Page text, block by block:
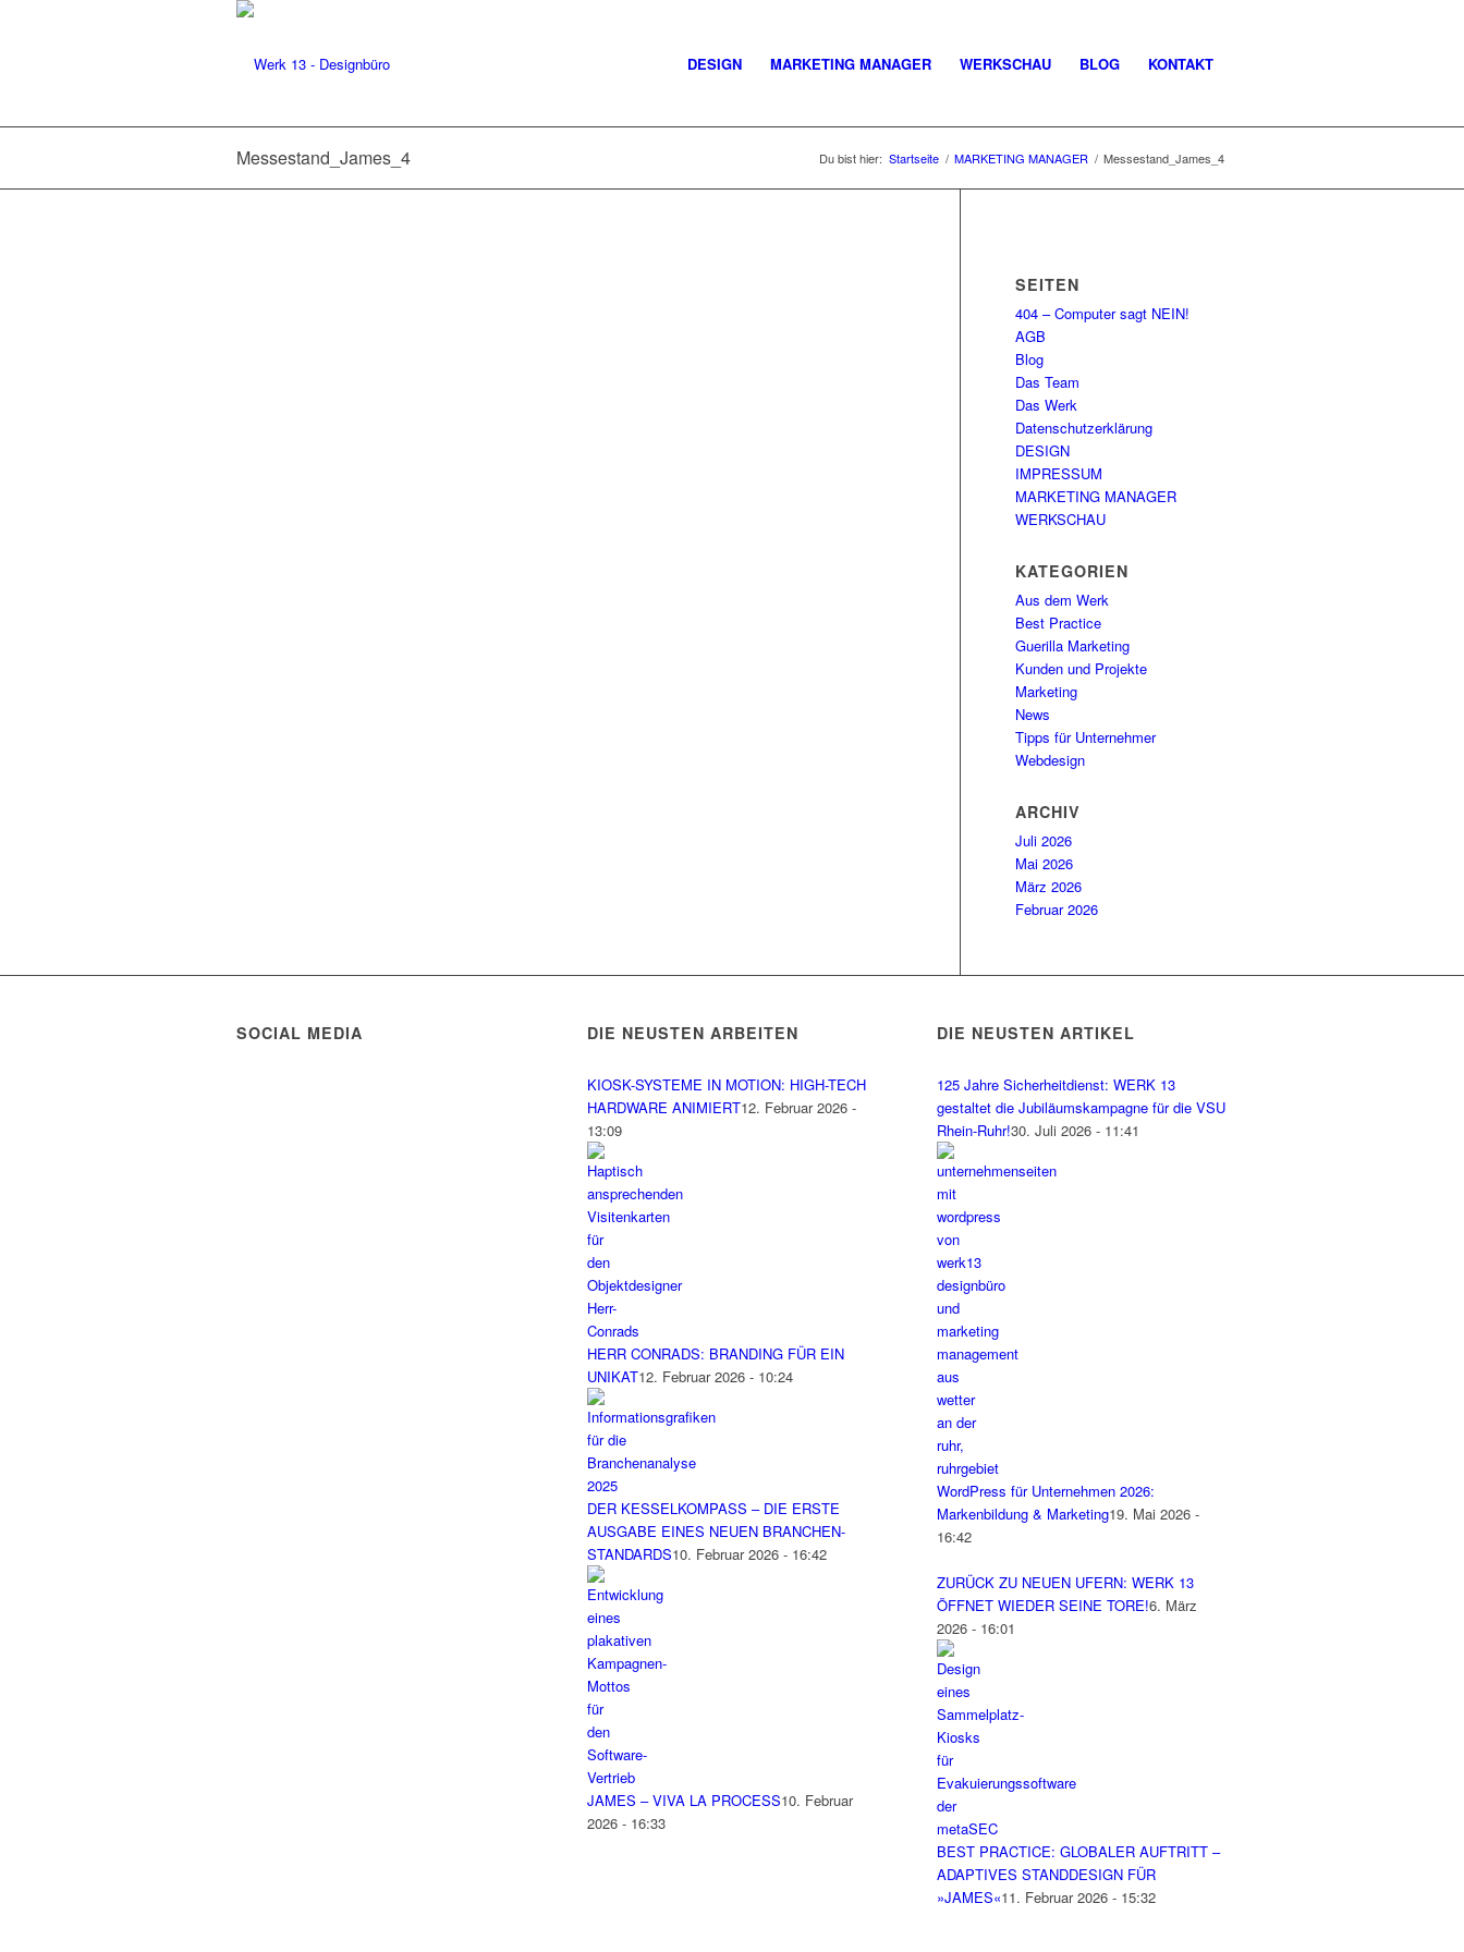
DESIGN MARKETING MANAGER WERKSCHAU BLOG KONTAKT
Messestand_James_4 Du bist hier: Startseite / MARKETING MANAGER / Messestand_James_4
SEITEN
404 – Computer sagt NEIN!
AGB
Blog
Das Team
Das Werk
Datenschutzerklärung
DESIGN
IMPRESSUM
MARKETING MANAGER
WERKSCHAU
KATEGORIEN
Aus dem Werk
Best Practice
Guerilla Marketing
Kunden und Projekte
Marketing
News
Tipps für Unternehmer
Webdesign
ARCHIV
Juli 2026
Mai 2026
März 2026
Februar 2026
SOCIAL MEDIA DIE NEUSTEN ARBEITEN
KIOSK-SYSTEME IN MOTION: HIGH-TECH
HARDWARE ANIMIERT12. Februar 2026 -
13:09
HERR CONRADS: BRANDING FÜR EIN
UNIKAT12. Februar 2026 - 10:24
DER KESSELKOMPASS – DIE ERSTE
AUSGABE EINES NEUEN BRANCHEN-
STANDARDS10. Februar 2026 - 16:42
JAMES – VIVA LA PROCESS10. Februar
2026 - 16:33
DIE NEUSTEN ARTIKEL
125 Jahre Sicherheitdienst: WERK 13
gestaltet die Jubiläumskampagne für die VSU
Rhein-Ruhr!30. Juli 2026 - 11:41
WordPress für Unternehmen 2026:
Markenbildung & Marketing19. Mai 2026 -
16:42
ZURÜCK ZU NEUEN UFERN: WERK 13
ÖFFNET WIEDER SEINE TORE!6. März
2026 - 16:01
BEST PRACTICE: GLOBALER AUFTRITT –
ADAPTIVES STANDDESIGN FÜR
»JAMES«11. Februar 2026 - 15:32